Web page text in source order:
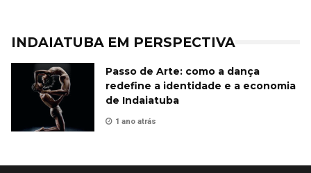
INDAIATUBA EM PERSPECTIVA
Passo de Arte: como a dança
redefine a identidade e a economia
de Indaiatuba
1 ano atrás